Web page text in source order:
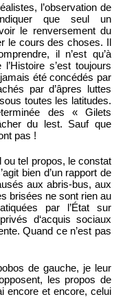
l’observation de
que seul un
le renversement du
le cours des choses. Il
il n’est qu’à
s’est toujours
été concédés par
par d’âpres luttes
toutes les latitudes.
des « Gilets
du lest. Sauf que
pas !
ou tel propos, le constat
bien d’un rapport de
aux abris-bus, aux
brisées ne sont rien au
par l’État sur
d‘acquis sociaux
Quand ce n’est pas
de gauche, je leur
les propos de
encore et encore, celui